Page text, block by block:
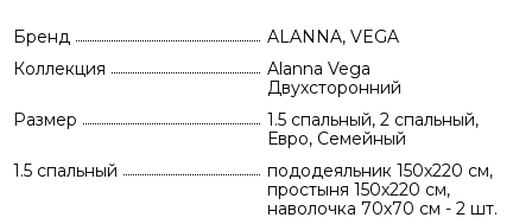
Бренд
ALANNA, VEGA
Коллекция
Alanna Vega
Двухсторонний
Размер
1.5 спальный, 2 спальный,
Евро, Семейный
1.5 спальный
пододеяльник 150х220 см,
простыня 150х220 см,
наволочка 70х70 см - 2 шт.